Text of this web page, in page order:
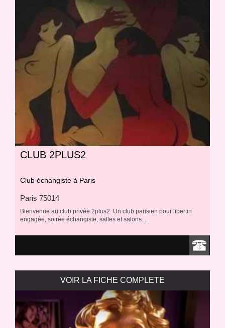
CLUB 2PLUS2
Club échangiste à Paris
Paris 75014
Bienvenue au club privée 2plus2. Un club parisien pour libertin
engagée, soirée échangiste, salles et salons ...
VOIR LA FICHE COMPLETE